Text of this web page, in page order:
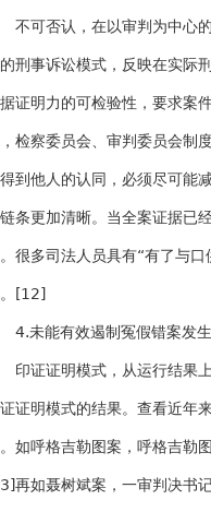
可否认，在以审判为中心的
刑事诉讼模式，反映在实际
证明力的可检验性，要求案
检察委员会、审判委员会制
到他人的认同，必须尽可能
条更加清晰。当全案证据已
很多司法人员具有“有了与
[12]
未能有效遏制冤假错案发生
证证明模式，从运行结果上
证明模式的结果。查看近年
如呼格吉勒图案，呼格吉勒
再如聂树斌案，一审判决书